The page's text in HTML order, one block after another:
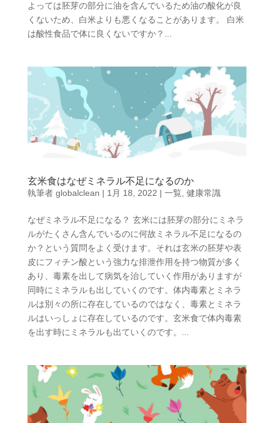
よっては胚芽の部分に油を含んでいるため油の酸化が良
くないため、白米よりも悪くなることがあります。 白米
は酸性食品で体に良くないですか？...
玄米食はなぜミネラル不足になるのか
執筆者 globalclean | 1月 18, 2022 | 一覧 健康常識
なぜミネラル不足になる？ 玄米には胚芽の部分にミネラ
ルがたくさん含んでいるのに何故ミネラル不足になるの
か？という質問をよく受けます。それは玄米の胚芽や表
皮にフィチン酸という強力な排泄作用を持つ物質が多く
あり、毒素を出して病気を治していく作用がありますが
同時にミネラルも出していくのです。体内毒素とミネラ
ルは別々の所に存在しているのではなく、毒素とミネラ
ルはいっしょに存在しているのです。玄米食で体内毒素
を出す時にミネラルも出ていくのです。...